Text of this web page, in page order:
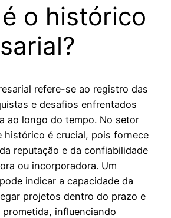
o histórico
refere-se ao registro das
e desafios enfrentados
ao longo do tempo. No setor
histórico é crucial, pois fornece
reputação e da confiabilidade
ou incorporadora. Um
indicar a capacidade da
projetos dentro do prazo e
prometida, influenciando